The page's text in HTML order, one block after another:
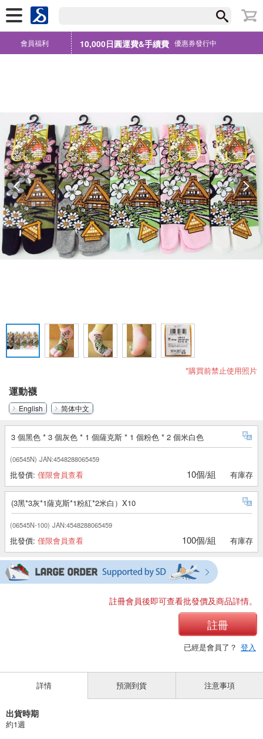
會員福利 10,000日圓運費&手續費 優惠券發行中
*購買前禁止使用照片
運動襪
English 简体中文
3 個黑色 * 3 個灰色 * 1 個薩克斯 * 1 個粉色 * 2 個米白色
(06545N) JAN:4548288065459
批發價: 僅限會員查看 10個/組 有庫存
(3黑*3灰*1薩克斯*1粉紅*2米白）X10
(06545N-100) JAN:4548288065459
批發價: 僅限會員查看 100個/組 有庫存
註冊會員後即可查看批發價及商品詳情。
註冊
已經是會員了？ 登入
詳情
出貨時期
約1週
預測到貨 注意事項